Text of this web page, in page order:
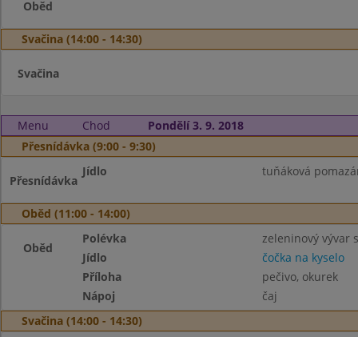
Oběd
Svačina (14:00 - 14:30)
Svačina
Menu Chod
Pondělí 3. 9. 2018
Přesnídávka (9:00 - 9:30)
Přesnídávka
Jídlo tuňáková
Oběd (11:00 - 14:00)
Oběd
Polévka
zeleninový vývar
Jídlo
čočka na kyselo
Příloha
pečivo, okurek
Nápoj
čaj
Svačina (14:00 - 14:30)